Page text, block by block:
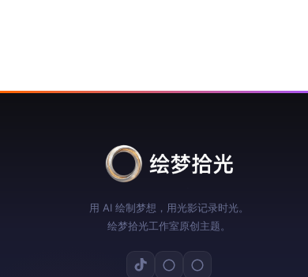
用 AI 绘制梦想，用光影记录时光。
绘梦拾光工作室原创主题。